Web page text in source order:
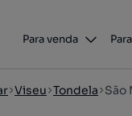
Para venda
Viseu Tondela São